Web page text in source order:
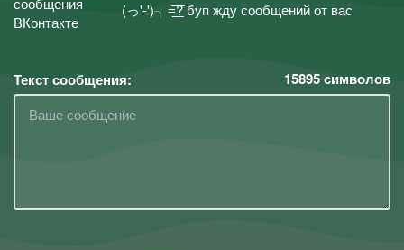
(っ'-')╮=͟͟͞͞? буп жду сообщений от вас
Текст сообщения: 15895символов